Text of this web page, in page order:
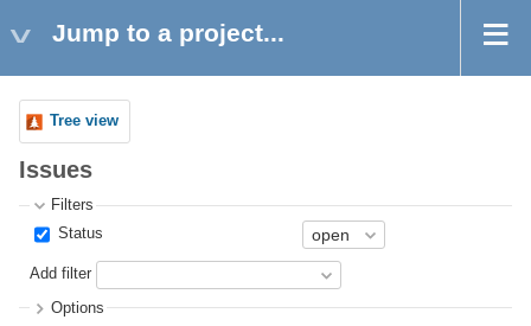
Jump to a project...
Tree view
Issues
Filters
Status
Add filter
Options